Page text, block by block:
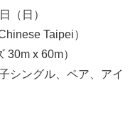
（日）
Taipei）
x 60m）
シングル、ペア、アイ